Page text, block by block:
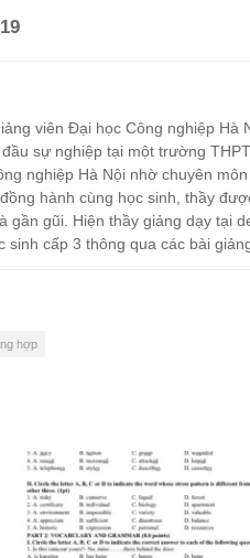
viên Đại học Công nghiệp Hà
sự nghiệp tại một trường
nghiệp Hà Nội nhờ chuyên
hành cùng học sinh, thầy
gần gũi. Hiện thầy giảng dạy tại
sinh cấp 3 thông qua các bài
hợp